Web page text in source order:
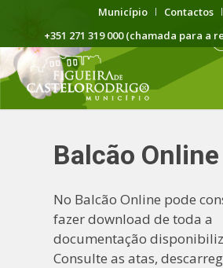
Município Contactos
+351 271 319 000 (chamada para a
Balcão Online
No Balcão Online pode
fazer download de toda a
documentação
Consulte as atas,